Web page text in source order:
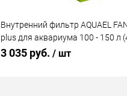
Внутренний фильтр AQUAEL
plus для аквариума 100 - 150 л
Вт)
3 035 руб. / шт